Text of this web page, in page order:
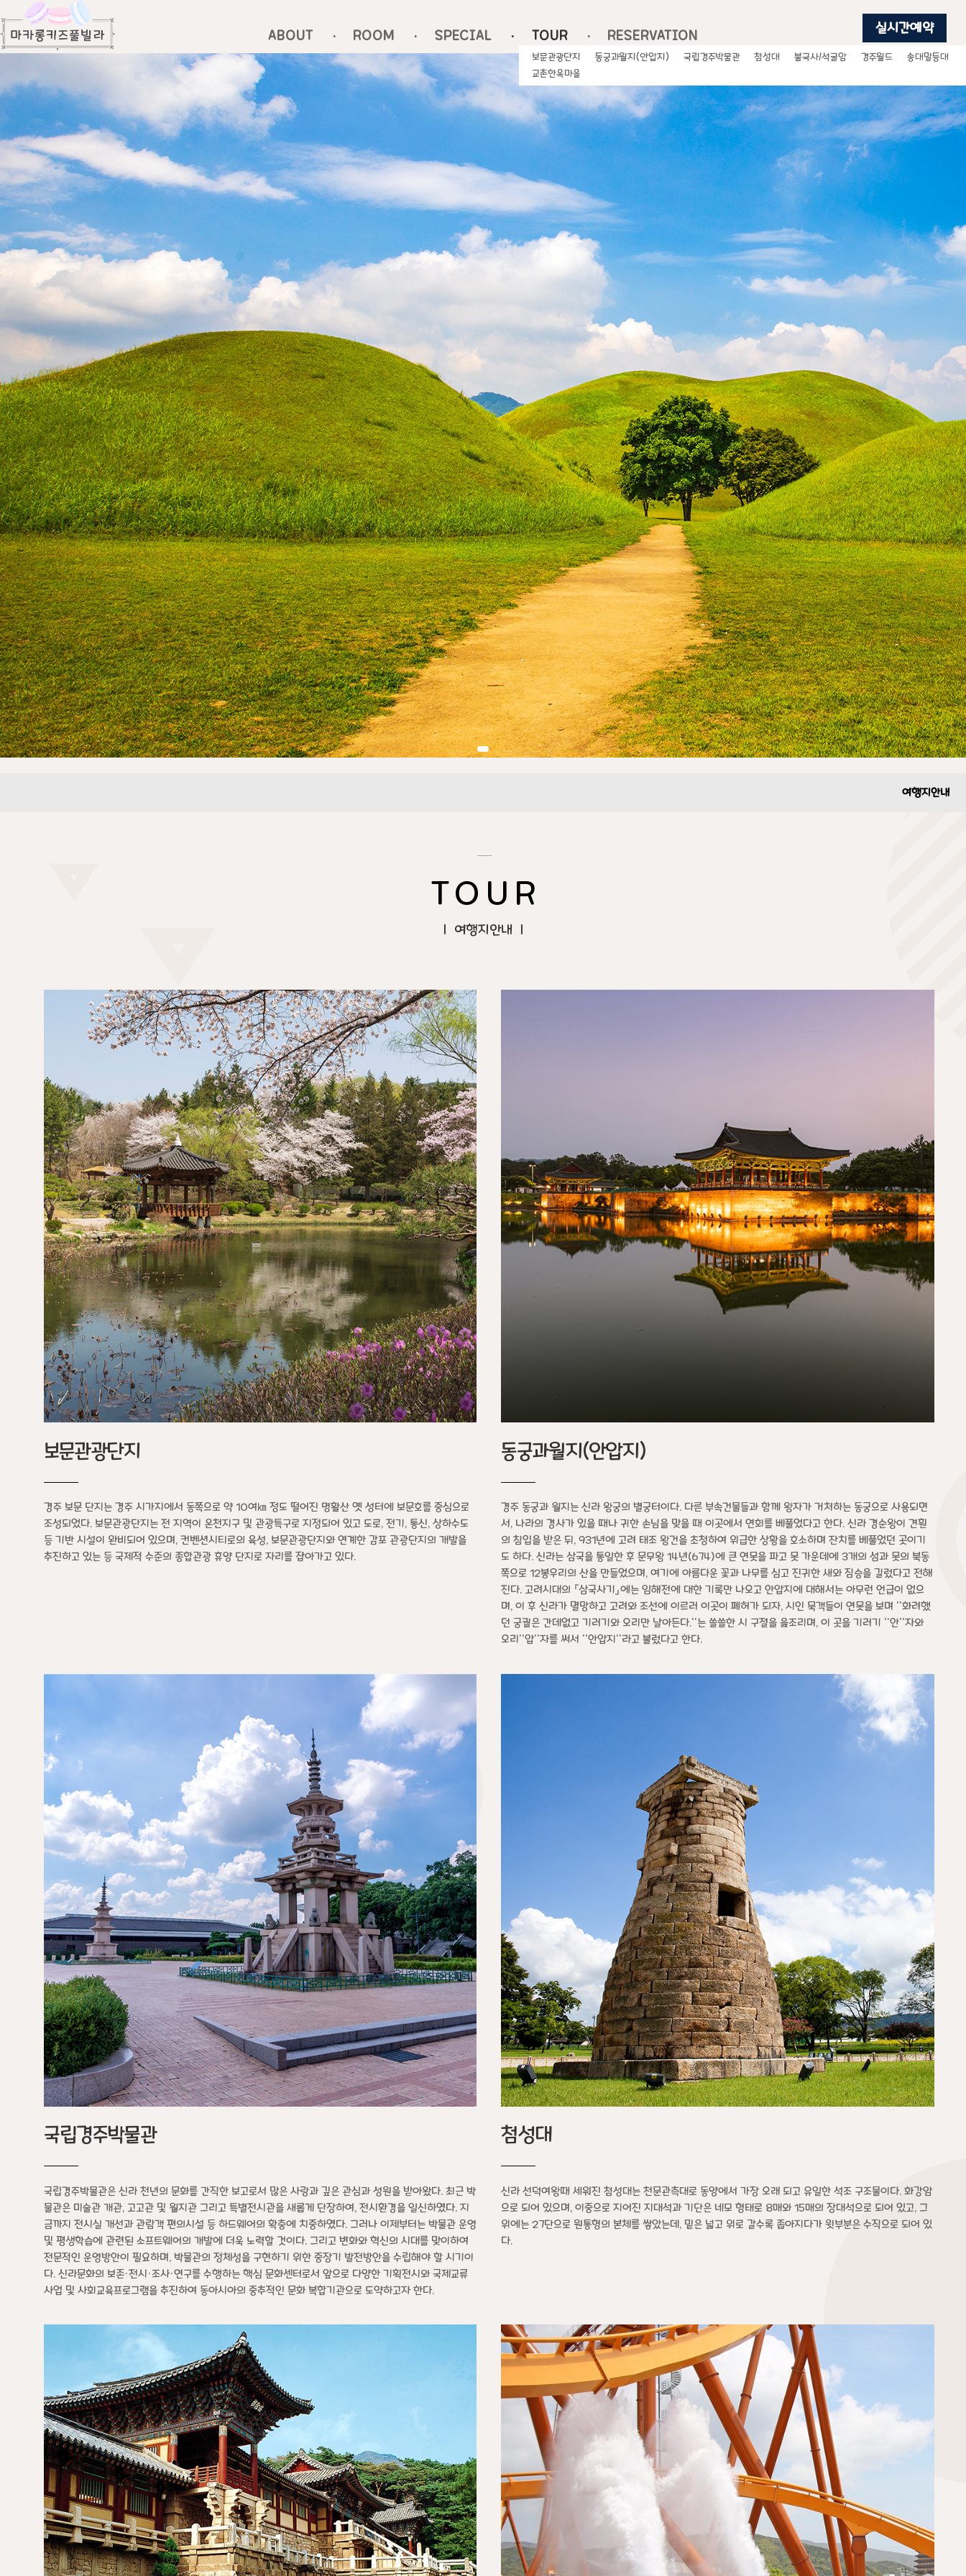
실시간예약
ABOUT ROOM SPECIAL TOUR
보문관광단지 동궁과월지(안압지) 국립경주박물관 첨성대 불국사/석굴암 경주월드
송대말등대
교촌한옥마을
RESERVATION
여행지안내
TOUR
| 여행지안내 |
보문관광단지
경주 보문 단지는 경주 시가지에서 동쪽으로 약 10여㎞ 정도 떨어진 명활산 옛 성터에 보문호를 중심으로
조성되었다. 보문관광단지는 전 지역이 온천지구 및 관광특구로 지정되어 있고 도로, 전기, 통신, 상하수도
등 기반 시설이 완비되어 있으며, 컨벤션시티로의 육성, 보문관광단지와 연계한 감포 관광단지의 개발을
추진하고 있는 등 국제적 수준의 종합관광 휴양 단지로 자리를 잡아가고 있다.
동궁과월지(안압지)
경주 동궁과 월지는 신라 왕궁의 별궁터이다. 다른 부속건물들과 함께 왕자가 거처하는 동궁으로 사용되면
서, 나라의 경사가 있을 때나 귀한 손님을 맞을 때 이곳에서 연회를 베풀었다고 한다. 신라 경순왕이 견훤
의 침입을 받은 뒤, 931년에 고려 태조 왕건을 초청하여 위급한 상황을 호소하며 잔치를 베풀었던 곳이기
도 하다. 신라는 삼국을 통일한 후 문무왕 14년(674)에 큰 연못을 파고 못 가운데에 3개의 섬과 못의 북동
쪽으로 12봉우리의 산을 만들었으며, 여기에 아름다운 꽃과 나무를 심고 진귀한 새와 짐승을 길렀다고 전해
진다. 고려시대의 『삼국사기』에는 임해전에 대한 기록만 나오고 안압지에 대해서는 아무런 언급이 없으
며, 이 후 신라가 멸망하고 고려와 조선에 이르러 이곳이 폐허가 되자, 시인 묵객들이 연못을 보며 ''화려했
던 궁궐은 간데없고 기러기와 오리만 날아든다.''는 쓸쓸한 시 구절을 읊조리며, 이 곳을 기러기 ''안''자와
오리''압''자를 써서 ''안압지''라고 불렀다고 한다.
국립경주박물관
국립경주박물관은 신라 천년의 문화를 간직한 보고로서 많은 사랑과 깊은 관심과 성원을 받아왔다. 최근 박
물관은 미술관 개관, 고고관 및 월지관 그리고 특별전시관을 새롭게 단장하여, 전시환경을 일신하였다. 지
금까지 전시실 개선과 관람객 편의시설 등 하드웨어의 확충에 치중하였다. 그러나 이제부터는 박물관 운영
및 평생학습에 관련된 소프트웨어의 개발에 더욱 노력할 것이다. 그리고 변화와 혁신의 시대를 맞이하여
전문적인 운영방안이 필요하며, 박물관의 정체성을 구현하기 위한 중장기 발전방안을 수립해야 할 시기이
다. 신라문화의 보존·전시·조사·연구를 수행하는 핵심 문화센터로서 앞으로 다양한 기획전시와 국제교류
사업 및 사회교육프로그램을 추진하여 동아시아의 중추적인 문화 복합기관으로 도약하고자 한다.
첨성대
신라 선덕여왕때 세워진 첨성대는 천문관측대로 동양에서 가장 오래 되고 유일한 석조 구조물이다. 화강암
으로 되어 있으며, 이중으로 지어진 지대석과 기단은 네모 형태로 8매와 15매의 장대석으로 되어 있고, 그
위에는 27단으로 원통형의 본체를 쌓았는데, 밑은 넓고 위로 갈수록 좁아지다가 윗부분은 수직으로 되어 있
다.